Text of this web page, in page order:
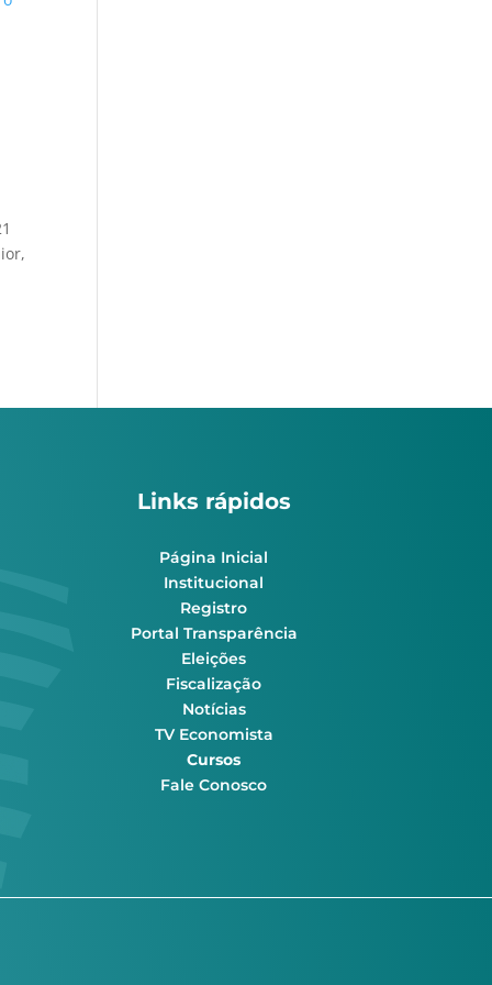
Links rápidos
Página Inicial
Institucional
Registro
Portal Transparência
Eleições
Fiscalização
Notícias
TV Economista
Cursos
Fale Conosco